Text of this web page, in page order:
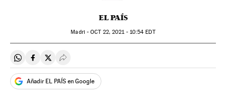
EL PAÍS
Madri -OCT22, 2021 - 10:54 EDT
Compartir en Whatsapp
Compartir en Facebook
Compartir en Twitter
Desplegar Redes Sociales
Añadir EL PAÍS en Google